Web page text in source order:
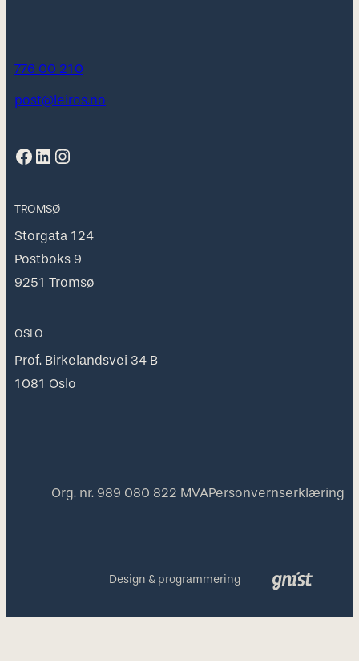
776 00 210
post@leiros.no
Facebook LinkedIn Instagram
TROMSØ
Storgata 124
Postboks 9
9251 Tromsø
OSLO
Prof. Birkelandsvei 34 B
1081 Oslo
Org. nr. 989 080 822 MVAPersonvernserklæring
Design & programmering